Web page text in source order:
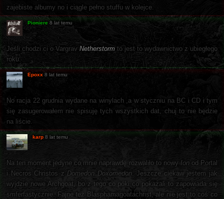
zajebiste albumy no i ciągle pełno stuffu w kolejce.
Pioniere 8 lat temu
Jeśli chodzi ci o Vargrav Netherstorm to jest to wydawnictwo z ubiegłego
roku.
Epoxx 8 lat temu
No racja 22 grudnia wydane na winylach ,a w styczniu na BC i CD i tym
się zasugerowałem nie spisuję tych wszystkich dat, chuj to nie będzie
na liście.
karp 8 lat temu
Na ten moment jedyne co mnie naprawdę rozwaliło to nowy Ionod Portal
i Necros Christos zDomedon Doxomedon. Jeszcze ciekaw jestem jak
wyjdzie nowe Archgoat, bo z tego co póki co pokazali to zapowiada się
smferfastycznie. Fajne też Blasphamagoatachrist, ale nie jest to coś co